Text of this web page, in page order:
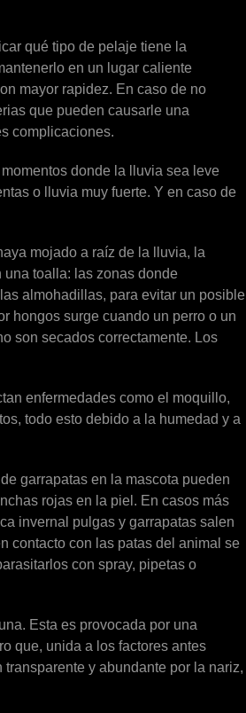
qué tipo de pelaje tiene la
en un lugar caliente
mayor rapidez. En caso de no
que pueden causarle una
complicaciones.
donde la lluvia sea leve
o lluvia muy fuerte. Y en caso de
mojado a raíz de la lluvia, la
toalla: las zonas donde
almohadillas, para evitar un posible
hongos surge cuando un perro o un
son secados correctamente. Los
enfermedades como el moquillo,
todo esto debido a la humedad y a
garrapatas en la mascota pueden
rojas en la piel. En casos más
invernal pulgas y garrapatas salen
contacto con las patas del animal se
con spray, pipetas o
Esta es provocada por una
que, unida a los factores antes
y abundante por la nariz,